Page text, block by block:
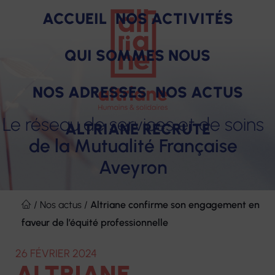
Aller
contenu
Le réseau de services et de soins
de la Mutualité Française
Aveyron
ACCUEIL NOS ACTIVITÉS
PRODUITS
SERVICES
ACCOMPAGNEMENT
QUI SOMMES NOUS
Notre raison d'être
Nos missions
Notre gouvernance
NOS ADRESSES NOS ACTUS
ALTRIANE RECRUTE
Des engagements pour nos salariés
Nos avantages
/ Nos actus / Altriane confirme son engagement en
faveur de l’équité professionnelle
26 FÉVRIER 2024